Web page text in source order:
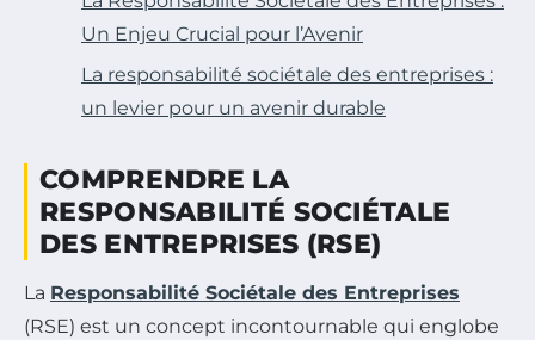
Un Enjeu Crucial pour l’Avenir
La responsabilité sociétale des entreprises :
un levier pour un avenir durable
COMPRENDRE LA
RESPONSABILITÉ SOCIÉTALE
DES ENTREPRISES (RSE)
La Responsabilité Sociétale des Entreprises
(RSE) est un concept incontournable qui englobe